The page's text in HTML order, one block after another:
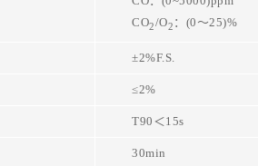
CO2/O2 ：(0～25)%
±2%F.S.
≤2%
T90＜15s
30min